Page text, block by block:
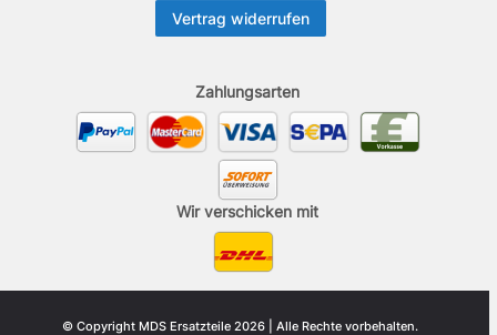
Vertrag widerrufen
Zahlungsarten
Wir verschicken mit
© Copyright MDS Ersatzteile 2026 | Alle Rechte vorbehalten.